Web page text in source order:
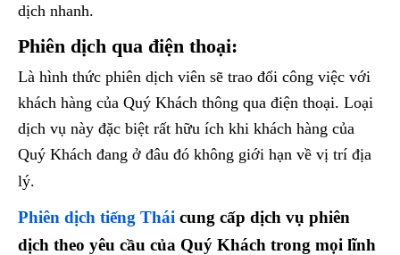
dịch nhanh.
Phiên dịch qua điện thoại:
Là hình thức phiên dịch viên sẽ trao đổi công việc với
khách hàng của Quý Khách thông qua điện thoại. Loại
dịch vụ này đặc biệt rất hữu ích khi khách hàng của
Quý Khách đang ở đâu đó không giới hạn về vị trí địa
lý.
Phiên dịch tiếng Thái cung cấp dịch vụ phiên
dịch theo yêu cầu của Quý Khách trong mọi lĩnh